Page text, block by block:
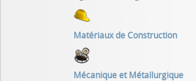
Matériaux de Construction
Mécanique et Métallurgique